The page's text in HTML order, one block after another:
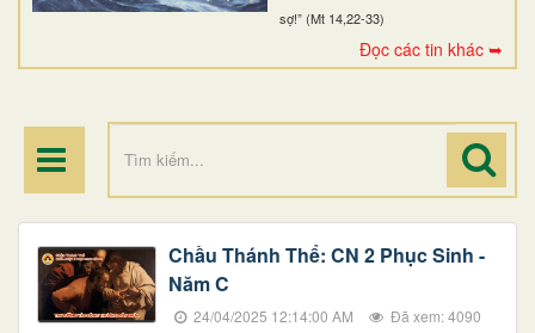
sợ!” (Mt 14,22-33)
Đọc các tin khác ➥
ĐIỂM HÀNH HƯƠNG
Chầu Thánh Thể: CN 2 Phục Sinh -
Năm C
24/04/2025 12:14:00 AM Đã xem: 4090